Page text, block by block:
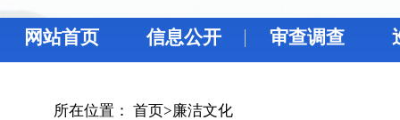
网站首页 信息公开 审查调查
所在位置： 首页>廉洁文化